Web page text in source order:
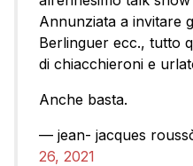
Annunziata a invitare
Berlinguer ecc., tutto
di chiacchieroni e
Anche basta.
— jean- jacques
26, 2021